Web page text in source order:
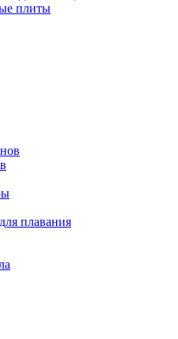
плиты
плавания